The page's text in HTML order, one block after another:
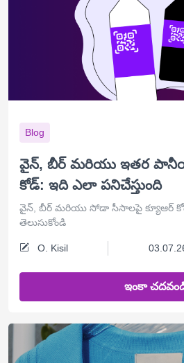
Blog
వైన్, బీర్ మరియు ఇతర
కోడ్: ఇది ఎలా పనిచేస్తుంది
వైన్, బీర్ మరియు సోడా సీసాలపై క్యూఆర్
తెలుసుకోండి
O. Kisil
ఇంకా